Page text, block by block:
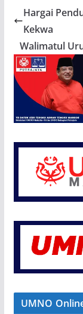
Hargai
Kekwa
Walimatul
UMNO